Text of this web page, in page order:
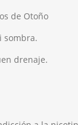
de Otoño
sombra.
drenaje.